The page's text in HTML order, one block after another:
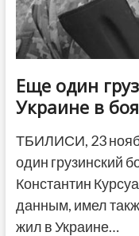
Еще один
Украине в
ТБИЛИСИ, 23
один грузинский
Константин
данным, имел
жил в Украине…